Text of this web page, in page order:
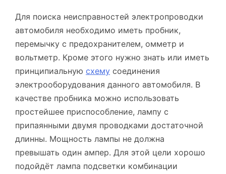
Для поиска неисправностей электропроводки
автомобиля необходимо иметь пробник,
перемычку с предохранителем, омметр и
вольтметр. Кроме этого нужно знать или иметь
принципиальную схему соединения
электрооборудования данного автомобиля. В
качестве пробника можно использовать
простейшее приспособление, лампу с
припаянными двумя проводками достаточной
длинны. Мощность лампы не должна
превышать один ампер. Для этой цели хорошо
подойдёт лампа подсветки комбинации